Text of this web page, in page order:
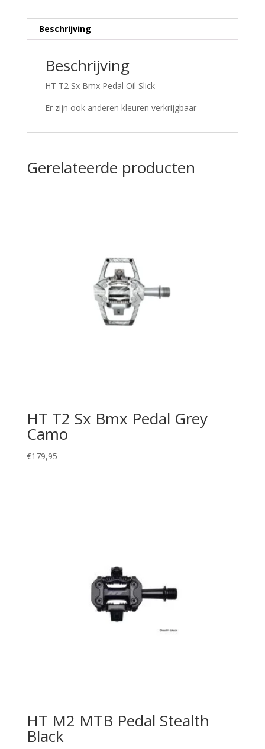
Beschrijving
Beschrijving
HT T2 Sx Bmx Pedal Oil Slick
Er zijn ook anderen kleuren verkrijgbaar
Gerelateerde producten
HT T2 Sx Bmx Pedal Grey
Camo
€179,95
HT M2 MTB Pedal Stealth
Black